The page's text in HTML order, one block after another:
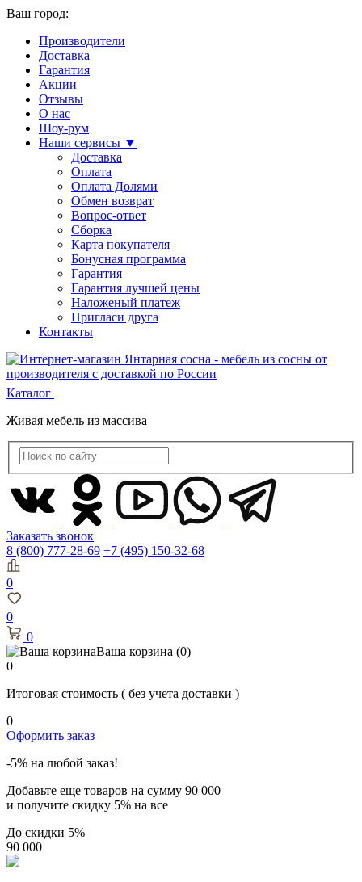
Ваш город:
Производители
Доставка
Гарантия
Акции
Отзывы
О нас
Шоу-рум
Наши сервисы ▼
Доставка
Оплата
Оплата Долями
Обмен возврат
Вопрос-ответ
Сборка
Карта покупателя
Бонусная программа
Гарантия
Гарантия лучшей цены
Наложеный платеж
Пригласи друга
Контакты
Каталог
Живая мебель из массива
Заказать звонок
8 (800) 777-28-69 +7 (495) 150-32-68
0
0
0
Ваша корзина (0)
0
Итоговая стоимость ( без учета доставки )
0
Оформить заказ
-5% на любой заказ!
Добавьте еще товаров на сумму 90 000
и получите скидку 5% на все
До скидки 5%
90 000